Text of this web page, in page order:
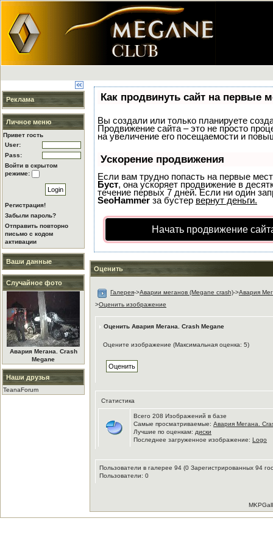
Реклама
Личное меню
Привет гость
User:
Pass:
Войти в скрытом
режиме:
Регистрация!
Забыли пароль?
Отправить повторно
письмо с кодом
активации
Ваши данные
Случайное фото
Авария Мегана. Crash
Megane
Наши друзья
TeanaForum
Как продвинуть сайт на первые
Вы создали или только планируете
Продвижение сайта – это не просто
на увеличение его посещаемости и
Ускорение продвижения
Если вам трудно попасть на первые
Буст, она ускоряет продвижение в
течение первых 7 дней. Если ни один
SeoHammer за бустер вернут деньги.
Начать продвижение
Оценить
Галерея->Аварии меганов (Megane crash)->Авария
>Оценить изображение
Оценить Авария Мегана. Crash Megane
Оцените изображение (Максимальная оценка: 5)
Статистика
Всего 208 Изображений в базе
Самые просматриваемые: Авария Мегана.
Лучшие по оценкам: диски
Последнее загруженное изображение: Logo
Пользователи в галерее 94 (0 Зарегистрированных 94
Пользователи: 0